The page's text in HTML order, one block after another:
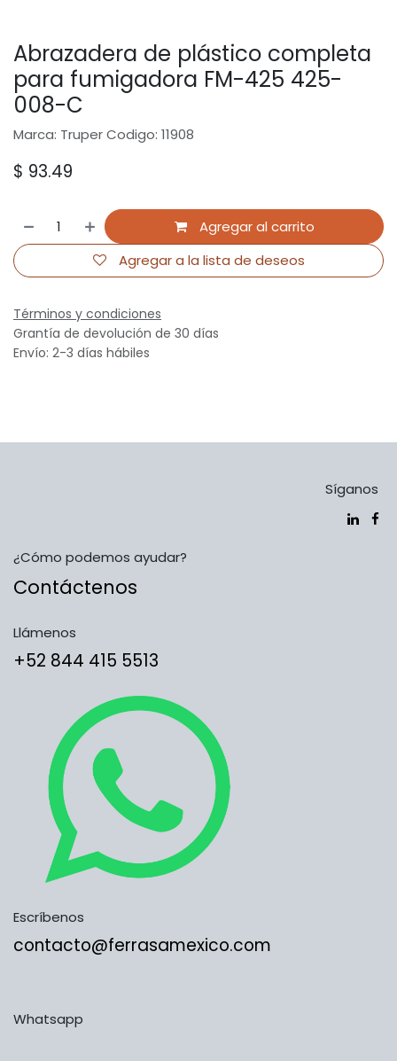
Abrazadera de plástico completa
para fumigadora FM-425 425-
008-C
Marca: Truper Codigo: 11908
$ 93.49
Agregar al carrito
Agregar a la lista de deseos
Términos y condiciones
Grantía de devolución de 30 días
Envío: 2-3 días hábiles
Síganos
¿Cómo podemos ayudar?
Contáctenos
Llámenos
​​​​​​​​​​​​+5​2​ ​8​4​4​ ​4​1​5​ 5​5​1​3​​​​​​​​​​​​​​
Escríbenos
contacto@ferrasamexico.com
Whatsapp